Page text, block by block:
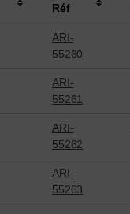
Réf
ARI-
55260
ARI-
55261
ARI-
55262
ARI-
55263